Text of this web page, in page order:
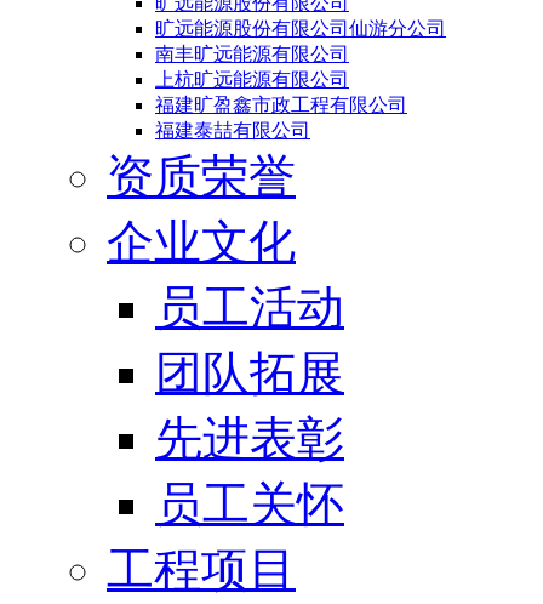
旷远能源股份有限公司仙游分公司
南丰旷远能源有限公司
上杭旷远能源有限公司
福建旷盈鑫市政工程有限公司
福建泰喆有限公司
资质荣誉
企业文化
员工活动
团队拓展
先进表彰
员工关怀
工程项目